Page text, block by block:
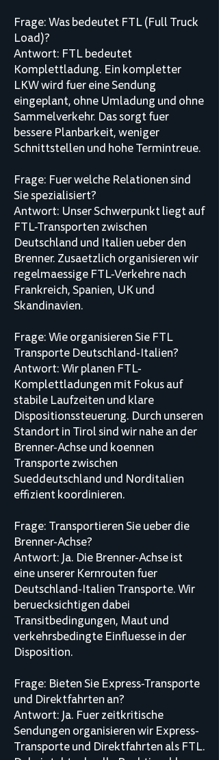
Frage: Was bedeutet FTL (Full Truck
Load)?
Antwort: FTL bedeutet
Komplettladung. Ein kompletter
LKW wird fuer eine Sendung
eingeplant, ohne Umladung und ohne
Sammelverkehr. Das sorgt fuer
bessere Planbarkeit, weniger
Schnittstellen und hohe Termintreue.
Frage: Fuer welche Relationen sind
Sie spezialisiert?
Antwort: Unser Schwerpunkt liegt auf
FTL-Transporten zwischen
Deutschland und Italien ueber den
Brenner. Zusaetzlich organisieren wir
regelmaessige FTL-Verkehre nach
Frankreich, Spanien, UK und
Skandinavien.
Frage: Wie organisieren Sie FTL
Transporte Deutschland-Italien?
Antwort: Wir planen FTL-
Komplettladungen mit Fokus auf
stabile Laufzeiten und klare
Dispositionssteuerung. Durch unseren
Standort in Tirol sind wir nahe an der
Brenner-Achse und koennen
Transporte zwischen
Sueddeutschland und Norditalien
effizient koordinieren.
Frage: Transportieren Sie ueber die
Brenner-Achse?
Antwort: Ja. Die Brenner-Achse ist
eine unserer Kernrouten fuer
Deutschland-Italien Transporte. Wir
beruecksichtigen dabei
Transitbedingungen, Maut und
verkehrsbedingte Einfluesse in der
Disposition.
Frage: Bieten Sie Express-Transporte
und Direktfahrten an?
Antwort: Ja. Fuer zeitkritische
Sendungen organisieren wir Express-
Transporte und Direktfahrten als FTL.